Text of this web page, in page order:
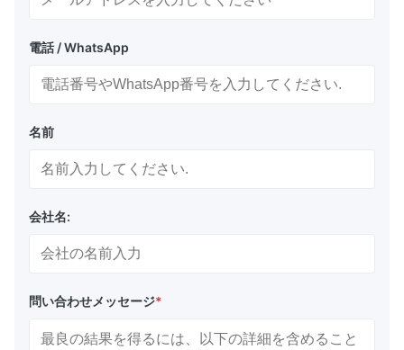
電話 / WhatsApp
名前
会社名:
問い合わせメッセージ*